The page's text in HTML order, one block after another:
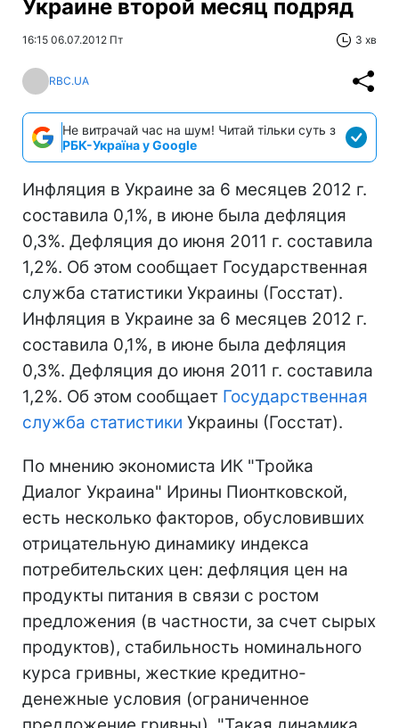
Украине второй месяц подряд
16:15 06.07.2012 Пт 3 хв
RBC.UA
Не витрачай час на шум! Читай тільки суть з
РБК-Україна у Google
Инфляция в Украине за 6 месяцев 2012 г.
составила 0,1%, в июне была дефляция
0,3%. Дефляция до июня 2011 г. составила
1,2%. Об этом сообщает Государственная
служба статистики Украины (Госстат).
Инфляция в Украине за 6 месяцев 2012 г.
составила 0,1%, в июне была дефляция
0,3%. Дефляция до июня 2011 г. составила
1,2%. Об этом сообщает Государственная
служба статистики Украины (Госстат).
По мнению экономиста ИК "Тройка
Диалог Украина" Ирины Пионтковской,
есть несколько факторов, обусловивших
отрицательную динамику индекса
потребительских цен: дефляция цен на
продукты питания в связи с ростом
предложения (в частности, за счет сырых
продуктов), стабильность номинального
курса гривны, жесткие кредитно-
денежные условия (ограниченное